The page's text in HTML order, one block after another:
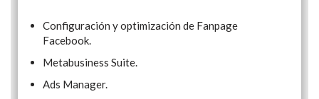
Configuración y optimización de Fanpage
Facebook.
Metabusiness Suite.
Ads Manager.